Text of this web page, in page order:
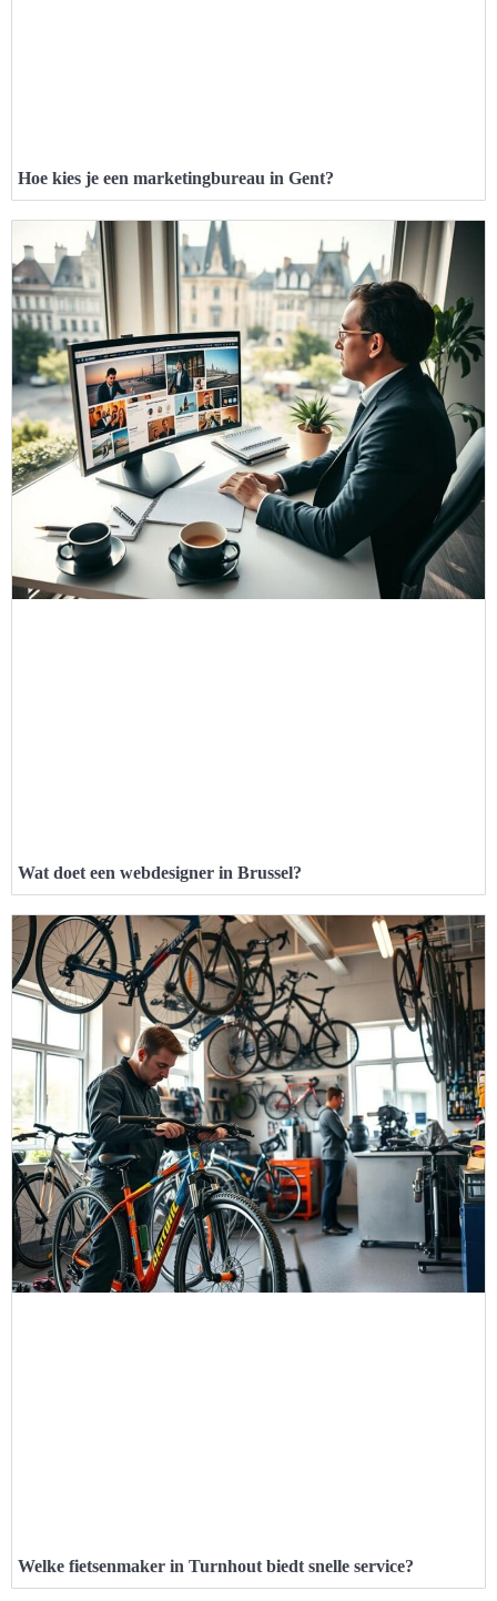
Hoe kies je een marketingbureau in Gent?
Wat doet een webdesigner in Brussel?
Welke fietsenmaker in Turnhout biedt snelle service?